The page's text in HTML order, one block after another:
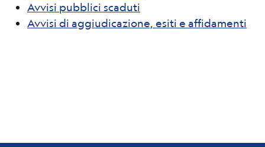
Avvisi pubblici scaduti
Avvisi di aggiudicazione, esiti e affidamenti